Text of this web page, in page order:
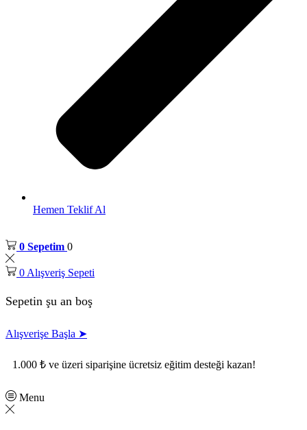
Hemen Teklif Al
0 Sepetim 0
0 Alışveriş Sepeti
Sepetin şu an boş
Alışverişe Başla ➤
1.000 ₺ ve üzeri siparişine ücretsiz eğitim desteği kazan!
Menu